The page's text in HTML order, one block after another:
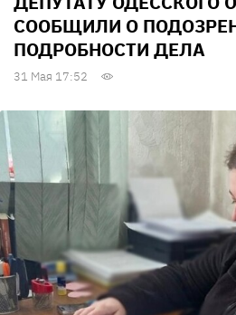
СООБЩИЛИ О
ПОДРОБНОСТИ ДЕЛА
31 Мая 17:52